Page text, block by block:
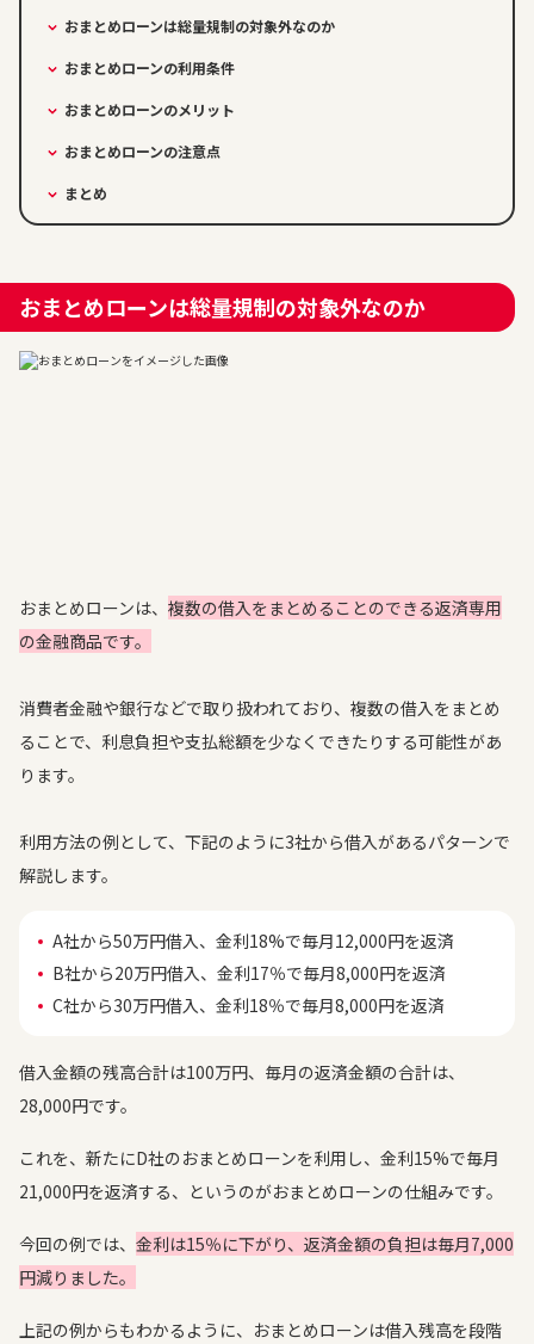
おまとめローンは総量規制の対象外なのか
おまとめローンの利用条件
おまとめローンのメリット
おまとめローンの注意点
まとめ
おまとめローンは総量規制の対象外なのか
おまとめローンは、 複数の借入をまとめることのできる返済専用
の金融商品です。
消費者金融や銀行などで取り扱われており、複数の借入をまとめ
ることで、利息負担や支払総額を少なくできたりする可能性があ
ります。
利用方法の例として、下記のように3社から借入があるパターンで
解説します。
A社から50万円借入、金利18%で毎月12,000円を返済
B社から20万円借入、金利17％で毎月8,000円を返済
C社から30万円借入、金利18％で毎月8,000円を返済
借入金額の残高合計は100万円、毎月の返済金額の合計は、
28,000円です。
これを、新たにD社のおまとめローンを利用し、金利15%で毎月
21,000円を返済する、というのがおまとめローンの仕組みです。
今回の例では、 金利は15％に下がり、返済金額の負担は毎月7,000
円減りました。
上記の例からもわかるように、おまとめローンは借入残高を段階